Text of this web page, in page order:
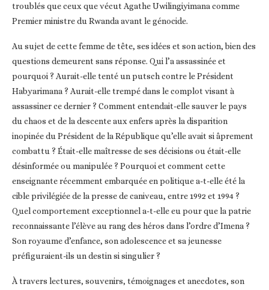
troublés que ceux que vécut Agathe Uwilingiyimana comme
Premier ministre du Rwanda avant le génocide.
Au sujet de cette femme de tête, ses idées et son action, bien des
questions demeurent sans réponse. Qui l’a assassinée et
pourquoi ? Aurait-elle tenté un putsch contre le Président
Habyarimana ? Aurait-elle trempé dans le complot visant à
assassiner ce dernier ? Comment entendait-elle sauver le pays
du chaos et de la descente aux enfers après la disparition
inopinée du Président de la République qu’elle avait si âprement
combattu ? Était-elle maîtresse de ses décisions ou était-elle
désinformée ou manipulée ? Pourquoi et comment cette
enseignante récemment embarquée en politique a-t-elle été la
cible privilégiée de la presse de caniveau, entre 1992 et 1994 ?
Quel comportement exceptionnel a-t-elle eu pour que la patrie
reconnaissante l’élève au rang des héros dans l’ordre d’Imena ?
Son royaume d’enfance, son adolescence et sa jeunesse
préfiguraient-ils un destin si singulier ?
À travers lectures, souvenirs, témoignages et anecdotes, son